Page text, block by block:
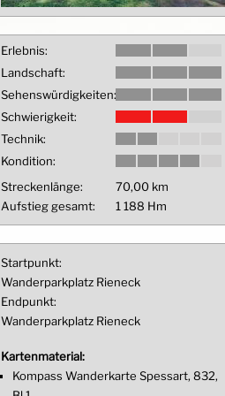
Erlebnis:
Landschaft:
Sehenswürdigkeiten:
Schwierigkeit:
Technik:
Kondition:
Streckenlänge:
70,00 km
Aufstieg gesamt:
1 188 Hm
Startpunkt:
Wanderparkplatz Rieneck
Endpunkt:
Wanderparkplatz Rieneck
Kartenmaterial:
Kompass Wanderkarte Spessart, 832,